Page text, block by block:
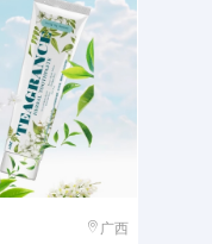
广西